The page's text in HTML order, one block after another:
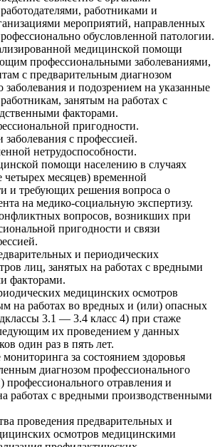
работниками и
мероприятий, направленных
обусловленной патологии.
медицинской помощи
профессиональными заболеваниями,
с предварительным диагнозом
заболевания и подозрением на указанные
занятым на работах с
факторами.
пригодности.
заболевания с профессией.
нетрудоспособности.
помощи населению в случаях
месяцев) временной
и требующих решения вопроса о
на медико-социальную экспертизу.
вопросов, возникших при
пригодности и связи
и периодических
лиц, занятых на работах с вредными
факторами.
медицинских осмотров
на работах во вредных и (или) опасных
3.1 — 3.4 класс 4) при стаже
их проведением у данных
один раз в пять лет.
за состоянием здоровья
диагнозом профессионального
профессионального отравления и
работах с вредными производственными
проведения предварительных и
осмотров медицинскими